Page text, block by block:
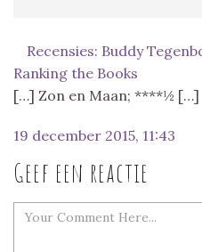
Recensies: Buddy
Ranking the Books
[…] Zon en Maan; ****½ […]
19 december 2015, 11:43
Geef een reactie